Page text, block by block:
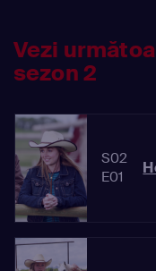
Vezi
sezon 2
S02
E01